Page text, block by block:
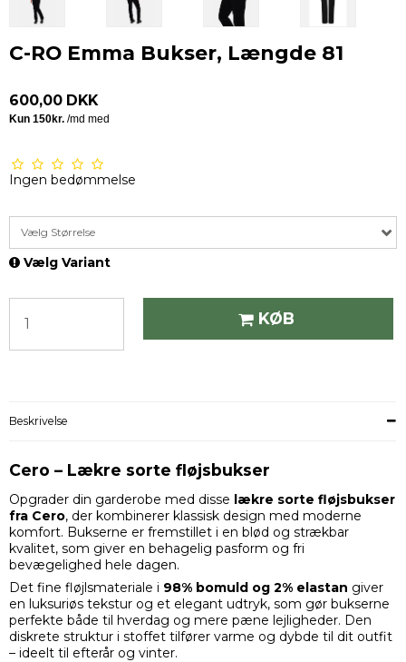
C-RO Emma Bukser, Længde 81
600,00 DKK
Ingen bedømmelse
Vælg Størrelse
Vælg Variant
KØB
Beskrivelse
Cero – Lækre sorte fløjsbukser
Opgrader din garderobe med disse lækre sorte fløjsbukser
fra Cero, der kombinerer klassisk design med moderne
komfort. Bukserne er fremstillet i en blød og strækbar
kvalitet, som giver en behagelig pasform og fri
bevægelighed hele dagen.
Det fine fløjlsmateriale i 98% bomuld og 2% elastan giver
en luksuriøs tekstur og et elegant udtryk, som gør bukserne
perfekte både til hverdag og mere pæne lejligheder. Den
diskrete struktur i stoffet tilfører varme og dybde til dit outfit
– ideelt til efterår og vinter.